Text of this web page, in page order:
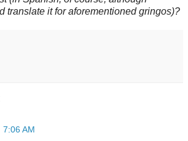
translate it for aforementioned gringos)?
7:06 AM